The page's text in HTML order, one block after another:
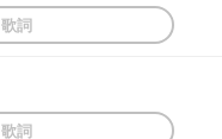
歌詞
歌詞